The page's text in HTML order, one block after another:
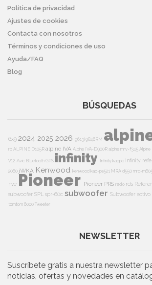
Política de privacidad
Ajustes de cookies
Contacta con nosotros
Términos y condiciones de uso
Ayuda/FAQ
Blog
BÚSQUEDAS
6x9 2024 2025 2026 9613i9846RM
rbALPINE D105Ralpine IVA Alpine IVA-D900Ralpine mrv-f345
v12 Avic BluetoothGPS infinity Infinity kappa Infinity
2060 jWKA Kenwood kenwood kac-ps521 MRA d550mrd-
nve Pioneer Pioneer PRS radio rds
subwoofer SPL spr-60c subwoofer Subwoofer activo
tomtom 6000Tweeter
NEWSLETTER
Suscríbete gratis a nuestra newsletter
noticias, ofertas y novedades en